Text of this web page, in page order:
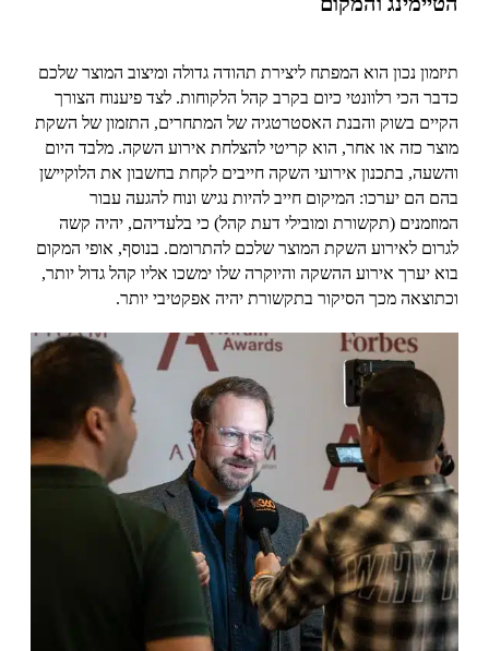
תיזמון נכון הוא המפתח ליצירת תהודה גדולה ומיצוב המוצר שלכם
כדבר הכי רלוונטי כיום בקרב קהל הלקוחות. לצד פיענוח הצורך
הקיים בשוק והבנת האסטרטגיה של המתחרים, התזמון של השקת
מוצר כזה או אחר, הוא קריטי להצלחת אירוע השקה. מלבד היום
והשעה, בתכנון אירועי השקה חייבים לקחת בחשבון את הלוקיישן
בהם הם יערכו: המיקום חייב להיות נגיש ונוח להגעה עבור
המוזמנים (תקשורת ומובילי דעת קהל) כי בלעדיהם, יהיה קשה
לגרום לאירוע השקת המוצר שלכם להתרומם. בנוסף, אופי המקום
בוא יערך אירוע ההשקה והיוקרה שלו ימשכו אליו קהל גדול יותר,
וכתוצאה מכך הסיקור בתקשורת יהיה אפקטיבי יותר.